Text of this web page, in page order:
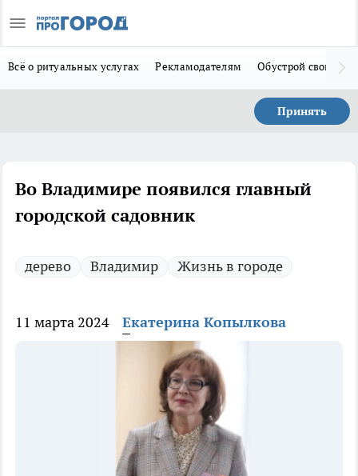
Всё о ритуальных услугах Рекламодателям Обустрой свой дом
Принять
Во Владимире появился главный
городской садовник
дерево Владимир Жизнь в городе
11 марта 2024 Екатерина Копылкова